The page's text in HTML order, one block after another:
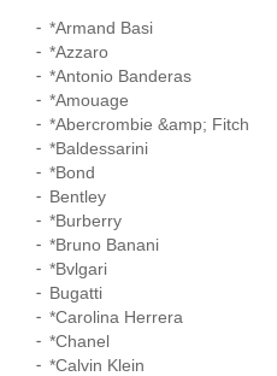
*Armand Basi
*Azzaro
*Antonio Banderas
*Amouage
*Abercrombie &amp; Fitch
*Baldessarini
*Bond
Bentley
*Burberry
*Bruno Banani
*Bvlgari
Bugatti
*Carolina Herrera
*Chanel
*Calvin Klein